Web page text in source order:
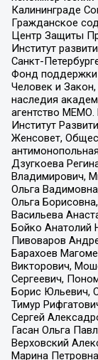
Калининграде
Гражданское
Центр Защиты
Институт
Санкт-
Фонд поддержки
Человек и
наследия
агентство МЕМО.
Институт
Женсовет,
Дзугкоева
Владимирович,
Ольга
Ольга
Васильева
Бойко Анатолий
Пивоваров
Барахоев
Викторович,
Сергеевич,
Борис Юльевич,
Тимур
Сергей
Гасан Ольга
Верховский
Марина